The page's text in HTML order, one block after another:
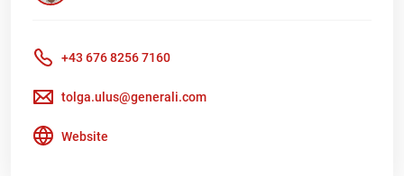
+43 676 8256 7160
tolga.ulus@generali.com
Website